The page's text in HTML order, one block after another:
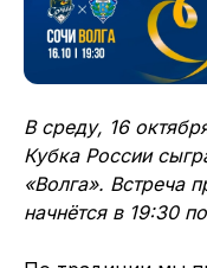
В среду, 16
Кубка России
«Волга». Встреча
начнётся в 19:30